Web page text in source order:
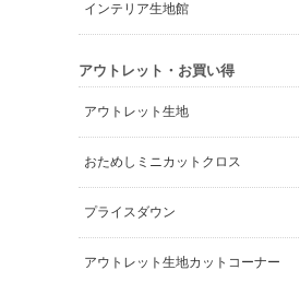
インテリア生地館
アウトレット・お買い得
アウトレット生地
おためしミニカットクロス
プライスダウン
アウトレット生地カットコーナー